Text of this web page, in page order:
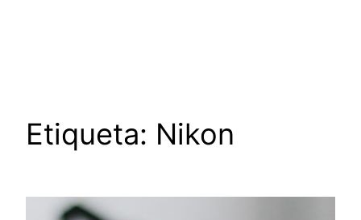
Etiqueta: Nikon